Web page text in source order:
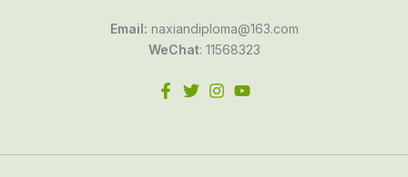
Email: naxiandiploma@163.com
WeChat: 11568323